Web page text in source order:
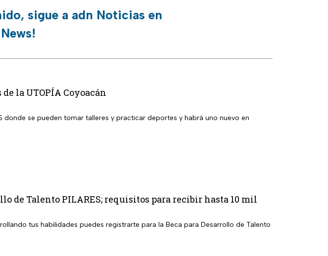
sigue a adn Noticias en
la UTOPÍA Coyoacán
donde se pueden tomar talleres y practicar deportes y habrá uno nuevo en
de Talento PILARES; requisitos para recibir hasta 10 mil
tus habilidades puedes registrarte para la Beca para Desarrollo de Talento